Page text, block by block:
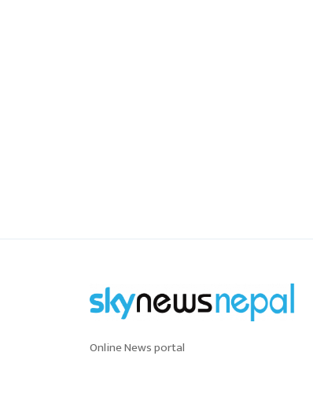
Online News portal